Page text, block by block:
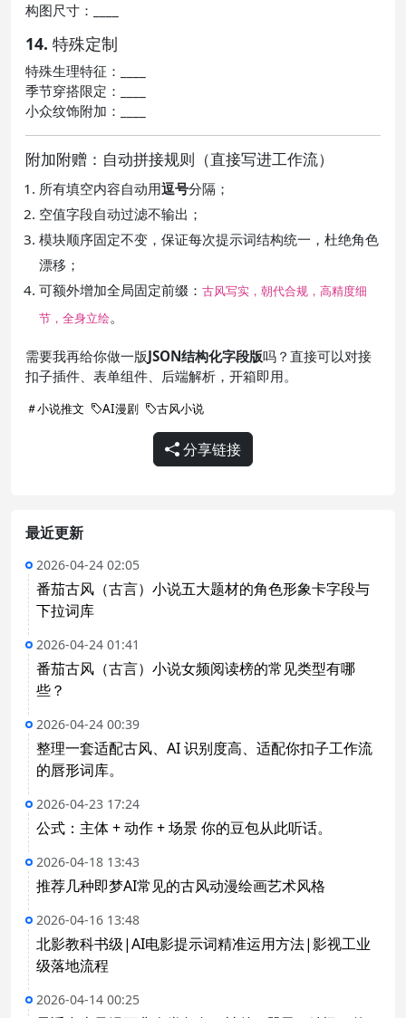
构图尺寸：____
14. 特殊定制
特殊生理特征：____
季节穿搭限定：____
小众纹饰附加：____
附加附赠：自动拼接规则（直接写进工作流）
所有填空内容自动用逗号分隔；
空值字段自动过滤不输出；
模块顺序固定不变，保证每次提示词结构统一，杜绝角色
漂移；
可额外增加全局固定前缀： 古风写实，朝代合规，高精度细
节，全身立绘。
需要我再给你做一版JSON结构化字段版吗？直接可以对接
扣子插件、表单组件、后端解析，开箱即用。
小说推文 AI漫剧 古风小说
分享链接
最近更新
2026-04-24 02:05
番茄古风（古言）小说五大题材的角色形象卡字段与
下拉词库
2026-04-24 01:41
番茄古风（古言）小说女频阅读榜的常见类型有哪
些？
2026-04-24 00:39
整理一套适配古风、AI 识别度高、适配你扣子工作流
的唇形词库。
2026-04-23 17:24
公式：主体 + 动作 + 场景 你的豆包从此听话。
2026-04-18 13:43
推荐几种即梦AI常见的古风动漫绘画艺术风格
2026-04-16 13:48
北影教科书级|AI电影提示词精准运用方法|影视工业
级落地流程
2026-04-14 00:25